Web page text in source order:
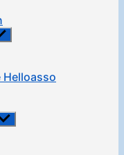
Helloasso